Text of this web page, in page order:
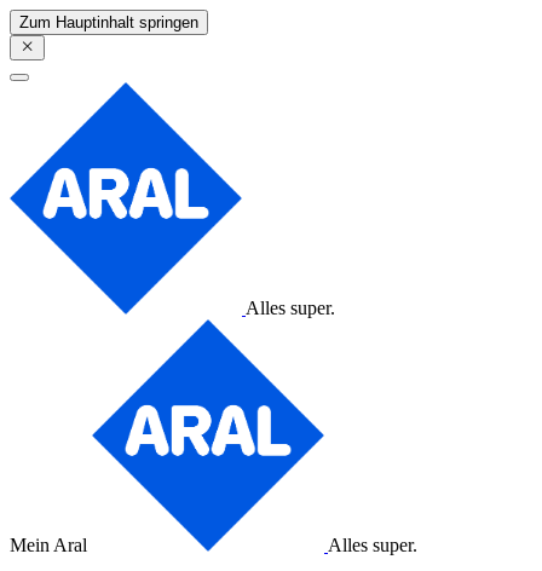
Zum Hauptinhalt springen
Alles super.
Mein Aral Alles super.